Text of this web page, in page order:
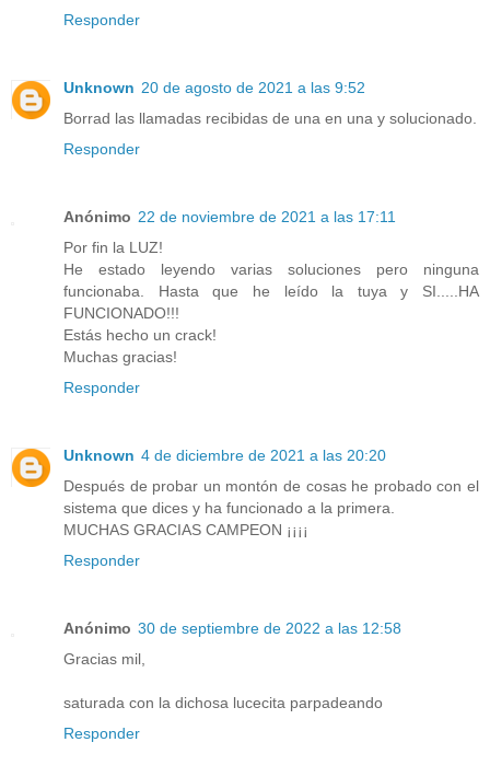
Responder
Unknown 20 de agosto de 2021 a las 9:52
Borrad las llamadas recibidas de una en una y solucionado.
Responder
Anónimo 22 de noviembre de 2021 a las 17:11
Por fin la LUZ!
He estado leyendo varias soluciones pero ninguna
funcionaba. Hasta que he leído la tuya y SI.....HA
FUNCIONADO!!!
Estás hecho un crack!
Muchas gracias!
Responder
Unknown 4 de diciembre de 2021 a las 20:20
Después de probar un montón de cosas he probado con el
sistema que dices y ha funcionado a la primera.
MUCHAS GRACIAS CAMPEON ¡¡¡¡
Responder
Anónimo 30 de septiembre de 2022 a las 12:58
Gracias mil,
saturada con la dichosa lucecita parpadeando
Responder